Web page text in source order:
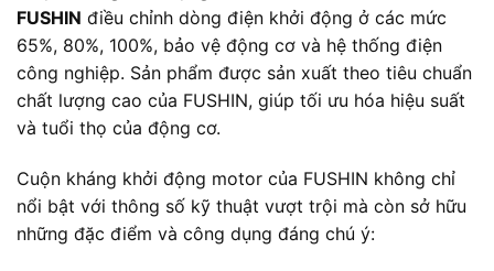
FUSHIN điều chỉnh dòng điện khởi động ở các mức
65%, 80%, 100%, bảo vệ động cơ và hệ thống điện
công nghiệp. Sản phẩm được sản xuất theo tiêu chuẩn
chất lượng cao của FUSHIN, giúp tối ưu hóa hiệu suất
và tuổi thọ của động cơ.
Cuộn kháng khởi động motor của FUSHIN không chỉ
nổi bật với thông số kỹ thuật vượt trội mà còn sở hữu
những đặc điểm và công dụng đáng chú ý: